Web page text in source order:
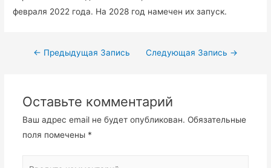
февраля 2022 года. На 2028 год намечен их запуск.
Навигация
← Предыдущая Запись Следующая Запись →
Оставьте комментарий
Ваш адрес email не будет опубликован. Обязательные
поля помечены *